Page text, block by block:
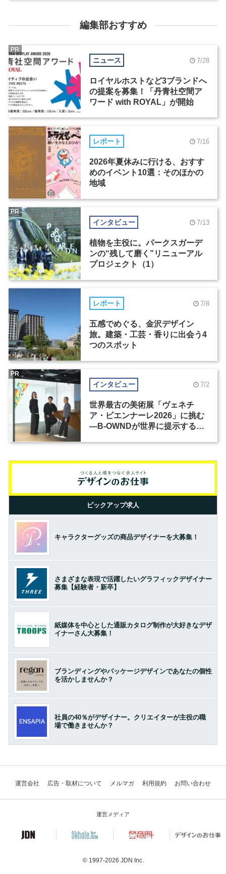
編集部おすすめ
ニュース 7/28
ロイヤルホストなど3ブランドへ
の提案を募集！「丹青社空間ア
ワード with ROYAL」が開始
PR
レポート 7/16
2026年夏休みに行ける、おすす
めのイベント10選：そのほかの
地域
インタビュー 7/13
植物を主役に。パークスガーデ
ンの“残して磨く”リニューアル
プロジェクト（1）
PR
レポート 7/8
五感でめぐる、金沢デザイン
旅。建築・工芸・香りに出会う4
つのスポット
インタビュー 7/2
世界最古の美術展「ヴェネチ
ア・ビエンナーレ2026」に挑む
―B-OWNDが世界に提示する美
PR
ピックアップ求人
キャラクターグッズの商品デザイナーを大募集！
さまざまな表現で活躍したいグラフィックデザイナー
募集【経験者・新卒】
紙媒体を中心とした通販カタログ制作が大好きなデザ
イナーさん大募集！
ブランディングやパッケージデザインであなたの個性
を活かしませんか？
社員の40％がデザイナー。クリエイターが主役の職
場で働きませんか？
運営会社 広告・取材について メルマガ 利用規約 お問い合わせ
運営メディア
© 1997-2026 JDN Inc.